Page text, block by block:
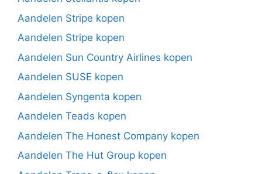
Aandelen Stripe kopen
Aandelen Stripe kopen
Aandelen Sun Country Airlines kopen
Aandelen SUSE kopen
Aandelen Syngenta kopen
Aandelen Teads kopen
Aandelen The Honest Company kopen
Aandelen The Hut Group kopen